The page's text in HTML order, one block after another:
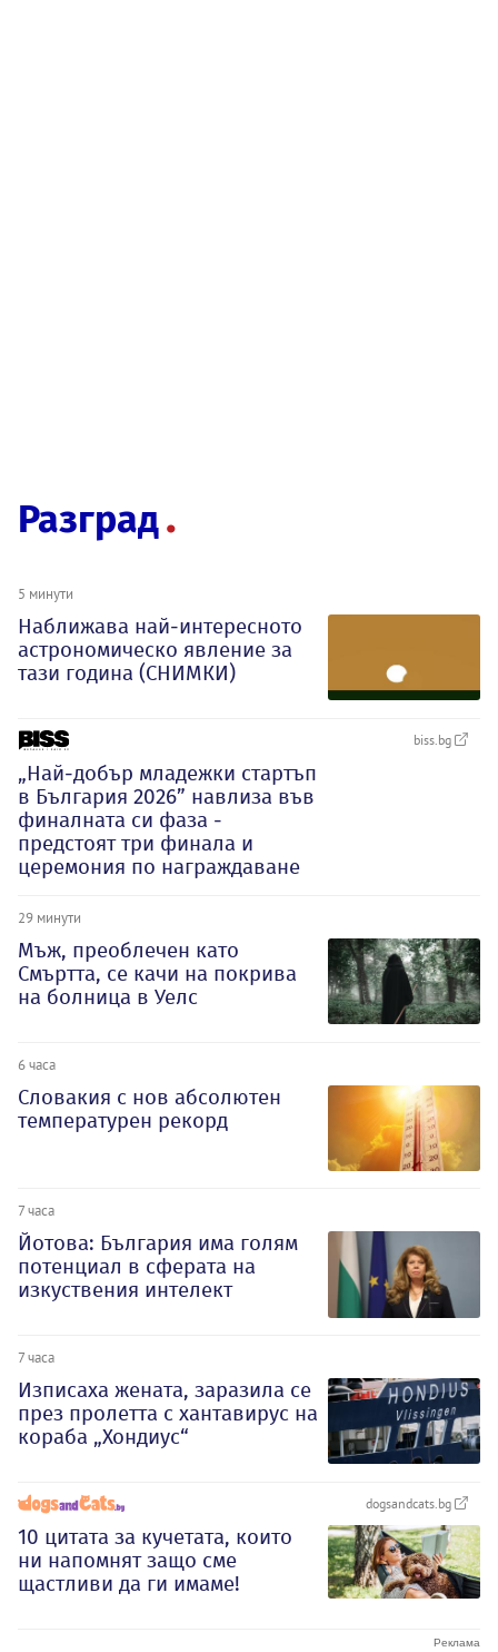
Разград
5 минути
Наближава най-интересното
астрономическо явление за
тази година (СНИМКИ)
biss.bg
„Най-добър младежки стартъп
в България 2026” навлиза във
финалната си фаза -
предстоят три финала и
церемония по награждаване
29 минути
Мъж, преоблечен като
Смъртта, се качи на покрива
на болница в Уелс
6 часа
Словакия с нов абсолютен
температурен рекорд
7 часа
Йотова: България има голям
потенциал в сферата на
изкуствения интелект
7 часа
Изписаха жената, заразила се
през пролетта с хантавирус на
кораба „Хондиус“
dogsandcats.bg
10 цитата за кучетата, които
ни напомнят защо сме
щастливи да ги имаме!